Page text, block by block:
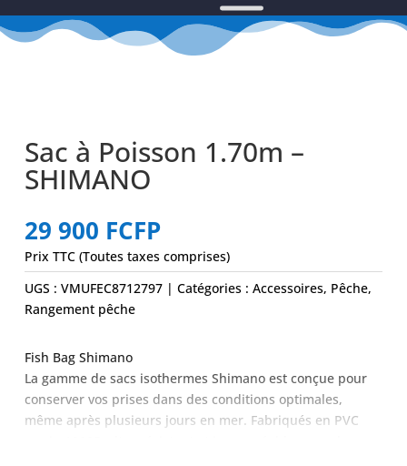
Sac à Poisson 1.70m –
SHIMANO
29 900 FCFP
Prix TTC (Toutes taxes comprises)
UGS : VMUFEC8712797 Catégories : Accessoires, Pêche,
Rangement pêche
Fish Bag Shimano
La gamme de sacs isothermes Shimano est conçue pour
conserver vos prises dans des conditions optimales,
même après plusieurs jours en mer. Fabriqués en PVC